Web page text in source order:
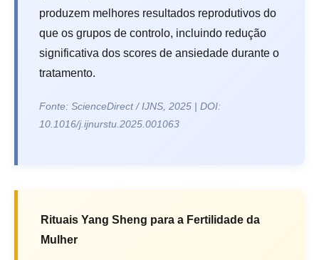
produzem melhores resultados reprodutivos do
que os grupos de controlo, incluindo redução
significativa dos scores de ansiedade durante o
tratamento.
Fonte: ScienceDirect / IJNS, 2025 | DOI:
10.1016/j.ijnurstu.2025.001063
Rituais Yang Sheng para a Fertilidade da
Mulher